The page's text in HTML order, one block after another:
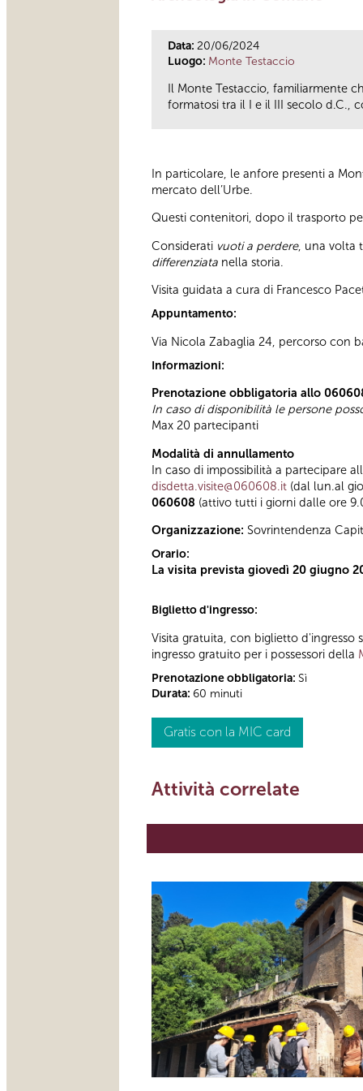
Data: 20/06/2024
Luogo: Monte Testaccio
Il Monte Testaccio, familiarmente
formatosi tra il I e il III secolo d.C.,
In particolare, le anfore presenti a
mercato dell’Urbe.
Questi contenitori, dopo il trasporto
Considerati vuoti a perdere, una volta
differenziata nella storia.
Visita guidata a cura di Francesco
Appuntamento:
Via Nicola Zabaglia 24, percorso con
Informazioni:
Prenotazione obbligatoria allo
In caso di disponibilità le persone
Max 20 partecipanti
Modalità di annullamento
In caso di impossibilità a partecipare
disdetta.visite@060608.it (dal lun.al
060608 (attivo tutti i giorni dalle ore
Organizzazione: Sovrintendenza
Orario:
La visita prevista giovedì 20 giugno
Biglietto d'ingresso:
Visita gratuita, con biglietto d'ingresso
ingresso gratuito per i possessori della
Prenotazione obbligatoria: Sì
Durata: 60 minuti
Gratis con la MIC card
Attività correlate